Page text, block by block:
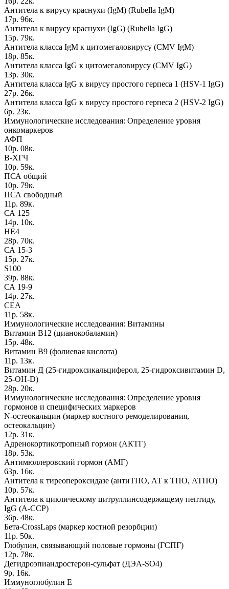
Антитела к вирусу краснухи (IgM) (Rubella IgM)
17р. 96к.
Антитела к вирусу краснухи (IgG) (Rubella IgG)
15р. 79к.
Антитела класса IgM к цитомегаловирусу (CMV IgM)
18р. 85к.
Антитела класса IgG к цитомегаловирусу (CMV IgG)
13р. 30к.
Антитела класса IgG к вирусу простого герпеса 1 (HSV-1 IgG)
27р. 26к.
Антитела класса IgG к вирусу простого герпеса 2 (HSV-2 IgG)
6р. 23к.
Иммунологические исследования: Определение уровня
онкомаркеров
АФП
10р. 08к.
В-ХГЧ
10р. 59к.
ПСА общий
10р. 79к.
ПСА свободный
11р. 89к.
СА 125
14р. 10к.
НЕ4
28р. 70к.
СА 15-3
15р. 27к.
S100
39р. 88к.
СА 19-9
14р. 27к.
СЕА
11р. 58к.
Иммунологические исследования: Витамины
Витамин B12 (цианокобаламин)
15р. 48к.
Витамин B9 (фолиевая кислота)
11р. 13к.
Витамин Д (25-гидроксикальциферол, 25-гидроксивитамин D,
25-OH-D)
28р. 20к.
Иммунологические исследования: Определение уровня
гормонов и специфических маркеров
N-остеокальцин (маркер костного ремоделирования,
остеокальцин)
12р. 31к.
Адренокортикотропный гормон (АКТГ)
18р. 53к.
Антимюллеровский гормон (АМГ)
63р. 16к.
Антитела к тиреопероксидазе (антиТПО, АТ к ТПО, АТПО)
10р. 57к.
Антитела к циклическому цитруллинсодержащему пептиду,
IgG (А-ССР)
36р. 48к.
Бета-CrossLaps (маркер костной резорбции)
11р. 50к.
Глобулин, связывающий половые гормоны (ГСПГ)
12р. 78к.
Дегидроэпиандростерон-сульфат (ДЭА-SO4)
9р. 16к.
Иммуноглобулин E